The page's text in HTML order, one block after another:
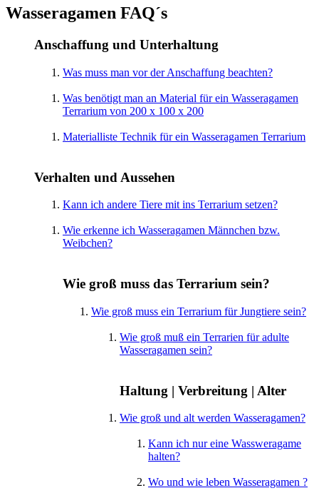
Wasseragamen FAQ´s
Anschaffung und Unterhaltung
Was muss man vor der Anschaffung beachten?
Was benötigt man an Material für ein Wasseragamen
Terrarium von 200 x 100 x 200
Materialliste Technik für ein Wasseragamen Terrarium
Verhalten und Aussehen
Kann ich andere Tiere mit ins Terrarium setzen?
Wie erkenne ich Wasseragamen Männchen bzw.
Weibchen?
Wie groß muss das Terrarium sein?
Wie groß muss ein Terrarium für Jungtiere sein?
Wie groß muß ein Terrarien für adulte
Wasseragamen sein?
Haltung | Verbreitung | Alter
Wie groß und alt werden Wasseragamen?
Kann ich nur eine Wassweragame
halten?
Wo und wie leben Wasseragamen ?